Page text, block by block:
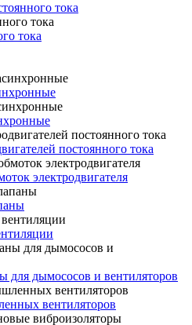
тока
тока
постоянного тока
электродвигателя
дымососов и вентиляторов
вентиляторов